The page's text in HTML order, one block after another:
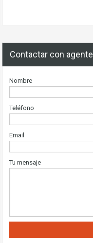
Contactar con agente
Nombre
Teléfono
Email
Tu mensaje